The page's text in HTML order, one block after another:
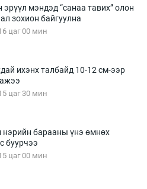
эрүүл мэндэд “санаа тавих” олон
зохион байгуулна
цаг 00 мин
ихэнх талбайд 10-12 см-ээр
цаг 30 мин
нэрийн барааны үнэ өмнөх
буурчээ
цаг 00 мин